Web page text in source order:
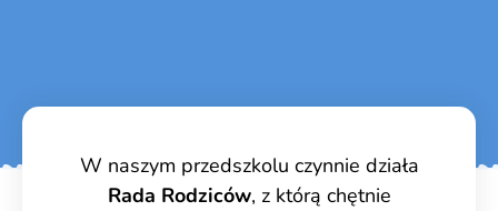
W naszym przedszkolu czynnie działa
Rada Rodziców, z którą chętnie